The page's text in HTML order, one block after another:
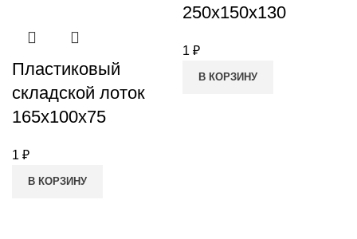
Пластиковый
складской лоток
165x100x75
1 ₽
В КОРЗИНУ
250x150x130
1 ₽
В КОРЗИНУ